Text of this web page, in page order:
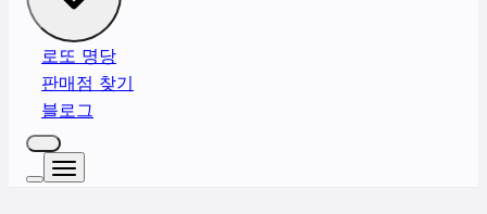
로또 명당
판매점 찾기
블로그